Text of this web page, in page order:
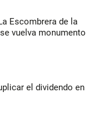
Escombrera de la
vuelva monumento
el dividendo en